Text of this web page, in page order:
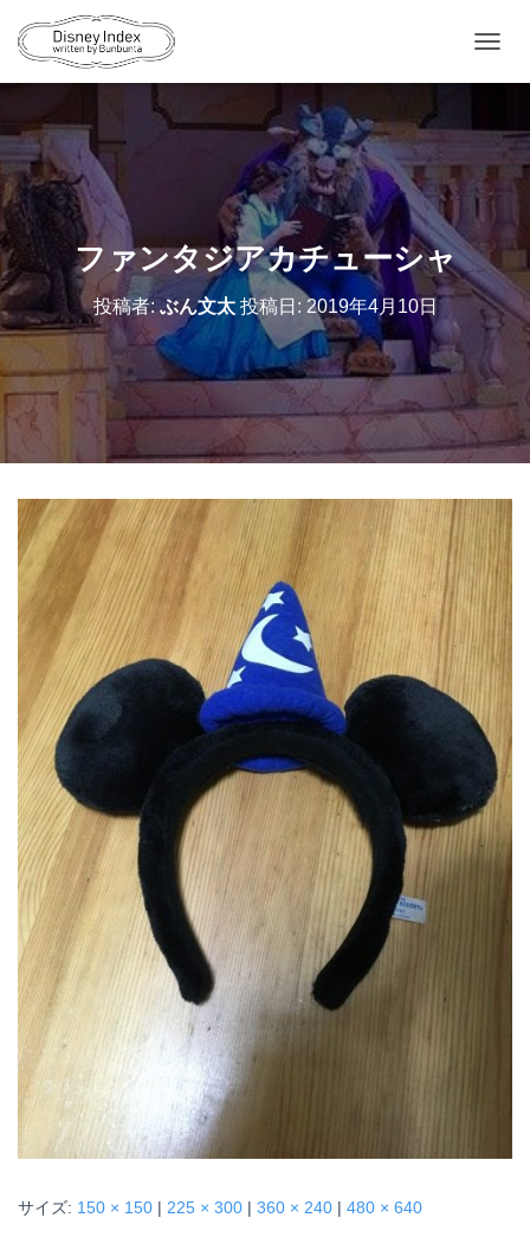
ビ
ー
シ
ン
を
り
替
え
ファンタジアカチューシャ
投稿者: ぶん文太投稿日: 2019年4月10日
サイズ: 150 × 150 | 225 × 300 | 360 × 240 | 480 × 640